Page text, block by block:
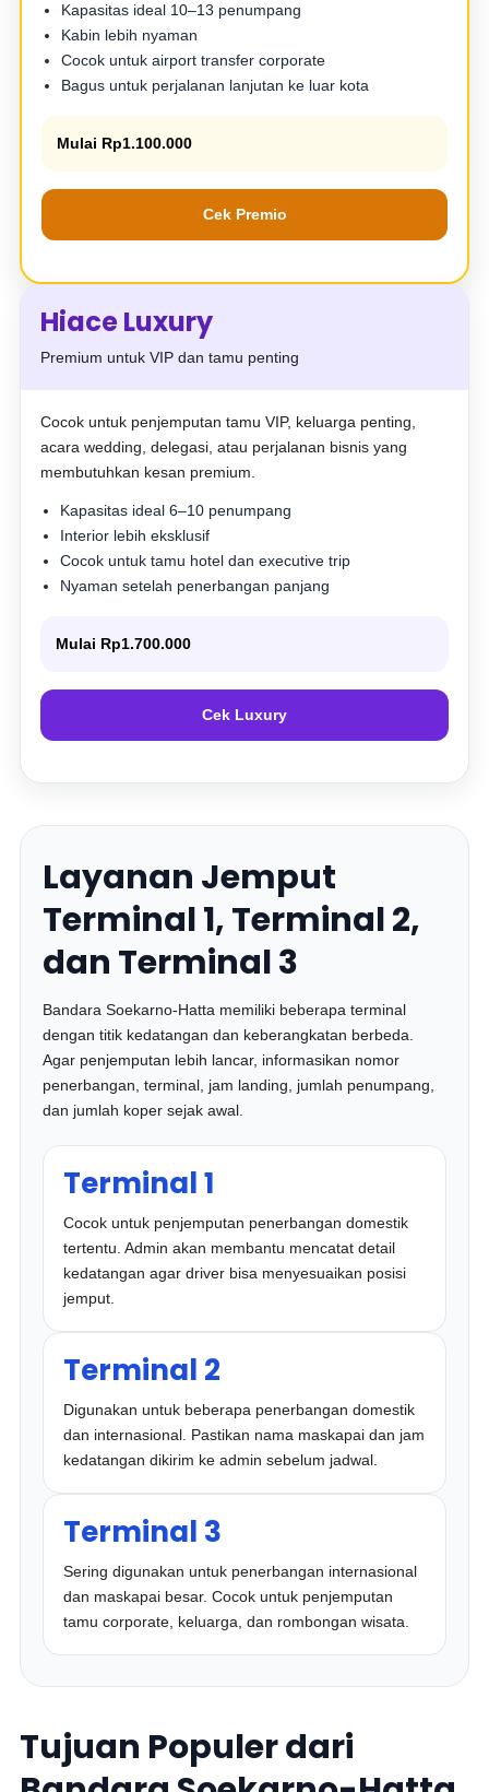
Kapasitas ideal 10–13 penumpang
Kabin lebih nyaman
Cocok untuk airport transfer corporate
Bagus untuk perjalanan lanjutan ke luar kota
Mulai Rp1.100.000
Cek Premio
Hiace Luxury
Premium untuk VIP dan tamu penting
Cocok untuk penjemputan tamu VIP, keluarga penting,
acara wedding, delegasi, atau perjalanan bisnis yang
membutuhkan kesan premium.
Kapasitas ideal 6–10 penumpang
Interior lebih eksklusif
Cocok untuk tamu hotel dan executive trip
Nyaman setelah penerbangan panjang
Mulai Rp1.700.000
Cek Luxury
Layanan Jemput
Terminal 1, Terminal 2,
dan Terminal 3
Bandara Soekarno-Hatta memiliki beberapa terminal
dengan titik kedatangan dan keberangkatan berbeda.
Agar penjemputan lebih lancar, informasikan nomor
penerbangan, terminal, jam landing, jumlah penumpang,
dan jumlah koper sejak awal.
Terminal 1
Cocok untuk penjemputan penerbangan domestik
tertentu. Admin akan membantu mencatat detail
kedatangan agar driver bisa menyesuaikan posisi
jemput.
Terminal 2
Digunakan untuk beberapa penerbangan domestik
dan internasional. Pastikan nama maskapai dan jam
kedatangan dikirim ke admin sebelum jadwal.
Terminal 3
Sering digunakan untuk penerbangan internasional
dan maskapai besar. Cocok untuk penjemputan
tamu corporate, keluarga, dan rombongan wisata.
Tujuan Populer dari